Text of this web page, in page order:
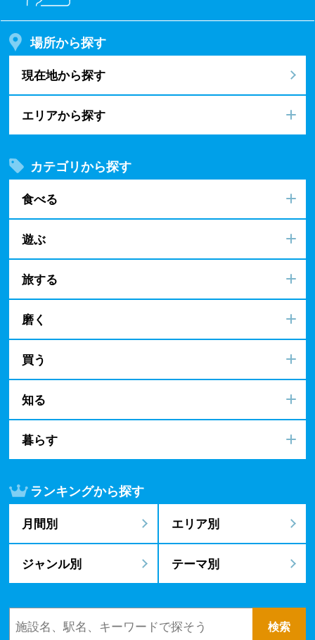
場所から探す
現在地から探す
エリアから探す
カテゴリから探す
食べる
遊ぶ
旅する
磨く
買う
知る
暮らす
ランキングから探す
月間別 エリア別
ジャンル別 テーマ別